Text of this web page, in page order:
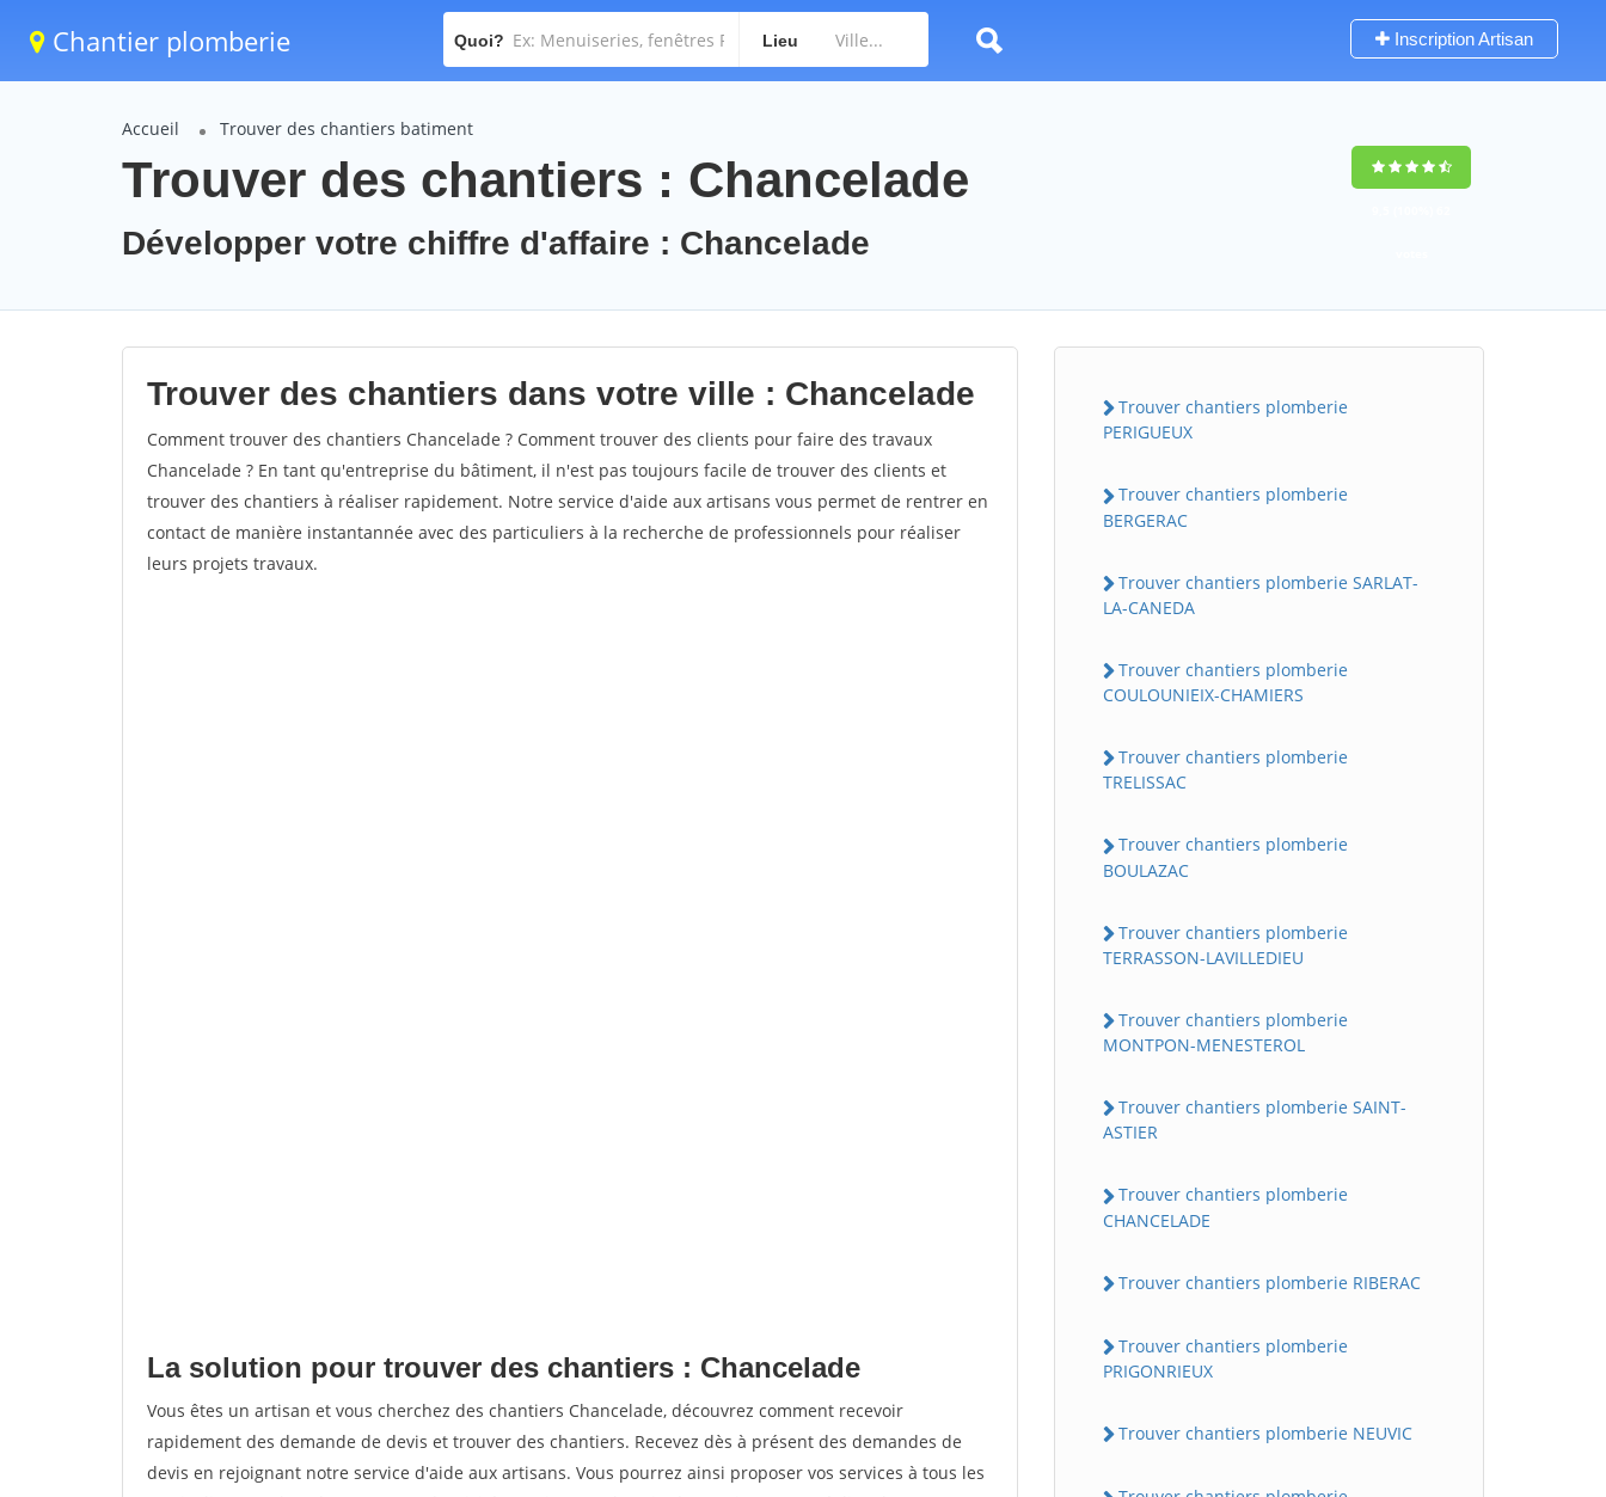
Chantier plomberie Quoi? Lieu Inscription Artisan
Accueil Trouver des chantiers batiment
Trouver des chantiers : Chancelade
Développer votre chiffre d'affaire : Chancelade
Trouver des chantiers dans votre ville : Chancelade
Comment trouver des chantiers Chancelade ? Comment trouver des clients pour faire des travaux
Chancelade ? En tant qu'entreprise du bâtiment, il n'est pas toujours facile de trouver des clients et
trouver des chantiers à réaliser rapidement. Notre service d'aide aux artisans vous permet de rentrer en
contact de manière instantannée avec des particuliers à la recherche de professionnels pour réaliser
leurs projets travaux.
La solution pour trouver des chantiers : Chancelade
Vous êtes un artisan et vous cherchez des chantiers Chancelade, découvrez comment recevoir
rapidement des demande de devis et trouver des chantiers. Recevez dès à présent des demandes de
devis en rejoignant notre service d'aide aux artisans. Vous pourrez ainsi proposer vos services à tous les
Trouver chantiers plomberie
PERIGUEUX
Trouver chantiers plomberie
BERGERAC
Trouver chantiers plomberie SARLAT-
LA-CANEDA
Trouver chantiers plomberie
COULOUNIEIX-CHAMIERS
Trouver chantiers plomberie
TRELISSAC
Trouver chantiers plomberie
BOULAZAC
Trouver chantiers plomberie
TERRASSON-LAVILLEDIEU
Trouver chantiers plomberie
MONTPON-MENESTEROL
Trouver chantiers plomberie SAINT-
ASTIER
Trouver chantiers plomberie
CHANCELADE
Trouver chantiers plomberie RIBERAC
Trouver chantiers plomberie
PRIGONRIEUX
Trouver chantiers plomberie NEUVIC